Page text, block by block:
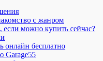
с жанром
можно купить сейчас?
онлайн бесплатно
Garage55